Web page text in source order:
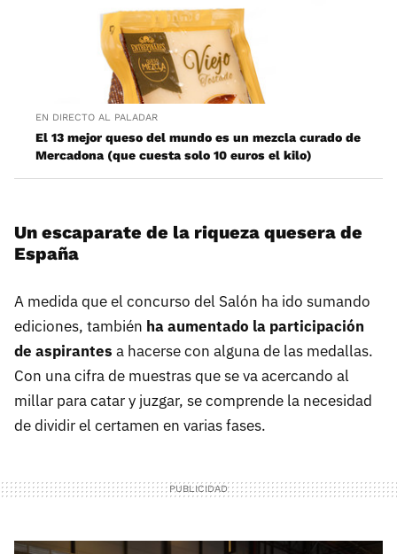
EN DIRECTO AL PALADAR
El 13 mejor queso del mundo es un mezcla curado de
Mercadona (que cuesta solo 10 euros el kilo)
Un escaparate de la riqueza quesera de
España
A medida que el concurso del Salón ha ido sumando
ediciones, también ha aumentado la participación
de aspirantes a hacerse con alguna de las medallas.
Con una cifra de muestras que se va acercando al
millar para catar y juzgar, se comprende la necesidad
de dividir el certamen en varias fases.